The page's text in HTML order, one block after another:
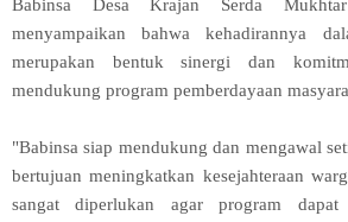
Babinsa Desa Krajan Serda
menyampaikan bahwa kehadirannya
merupakan bentuk sinergi dan
mendukung program pemberdayaan
"Babinsa siap mendukung dan mengawal
bertujuan meningkatkan kesejahteraan
sangat diperlukan agar program